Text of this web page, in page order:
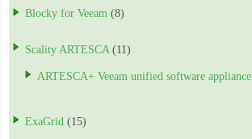
Blocky for Veeam (8)
Scality ARTESCA (11)
ARTESCA+ Veeam unified software appliance
ExaGrid (15)